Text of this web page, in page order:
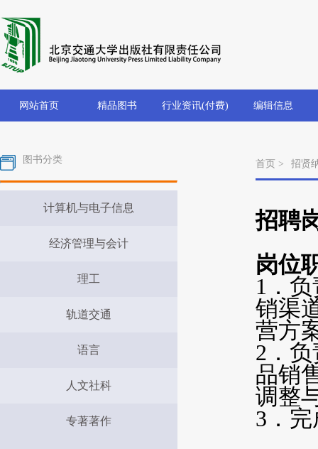
网站首页 精品图书 行业资讯(付费) 编辑信息
图书分类
计算机与电子信息
经济管理与会计
理工
轨道交通
语言
人文社科
专著著作
首页 > 招贤
招聘
岗位
1 ．
销渠
营方
2 ．
品销
调整
3 ．